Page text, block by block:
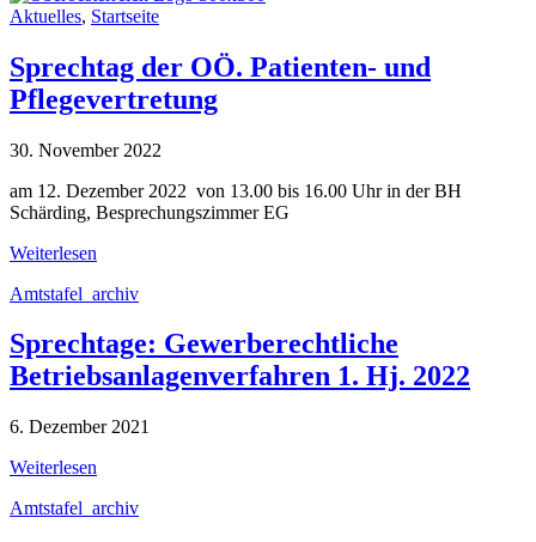
Aktuelles, Startseite
Sprechtag der OÖ. Patienten- und
Pflegevertretung
30. November 2022
am 12. Dezember 2022 von 13.00 bis 16.00 Uhr in der BH
Schärding, Besprechungszimmer EG
Weiterlesen
Amtstafel_archiv
Sprechtage: Gewerberechtliche
Betriebsanlagenverfahren 1. Hj. 2022
6. Dezember 2021
Weiterlesen
Amtstafel_archiv